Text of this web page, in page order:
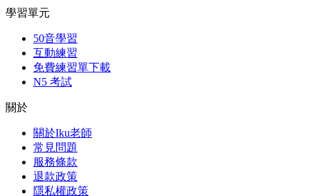
學習單元
50音學習
互動練習
免費練習單下載
N5 考試
關於
關於Iku老師
常見問題
服務條款
退款政策
隱私權政策